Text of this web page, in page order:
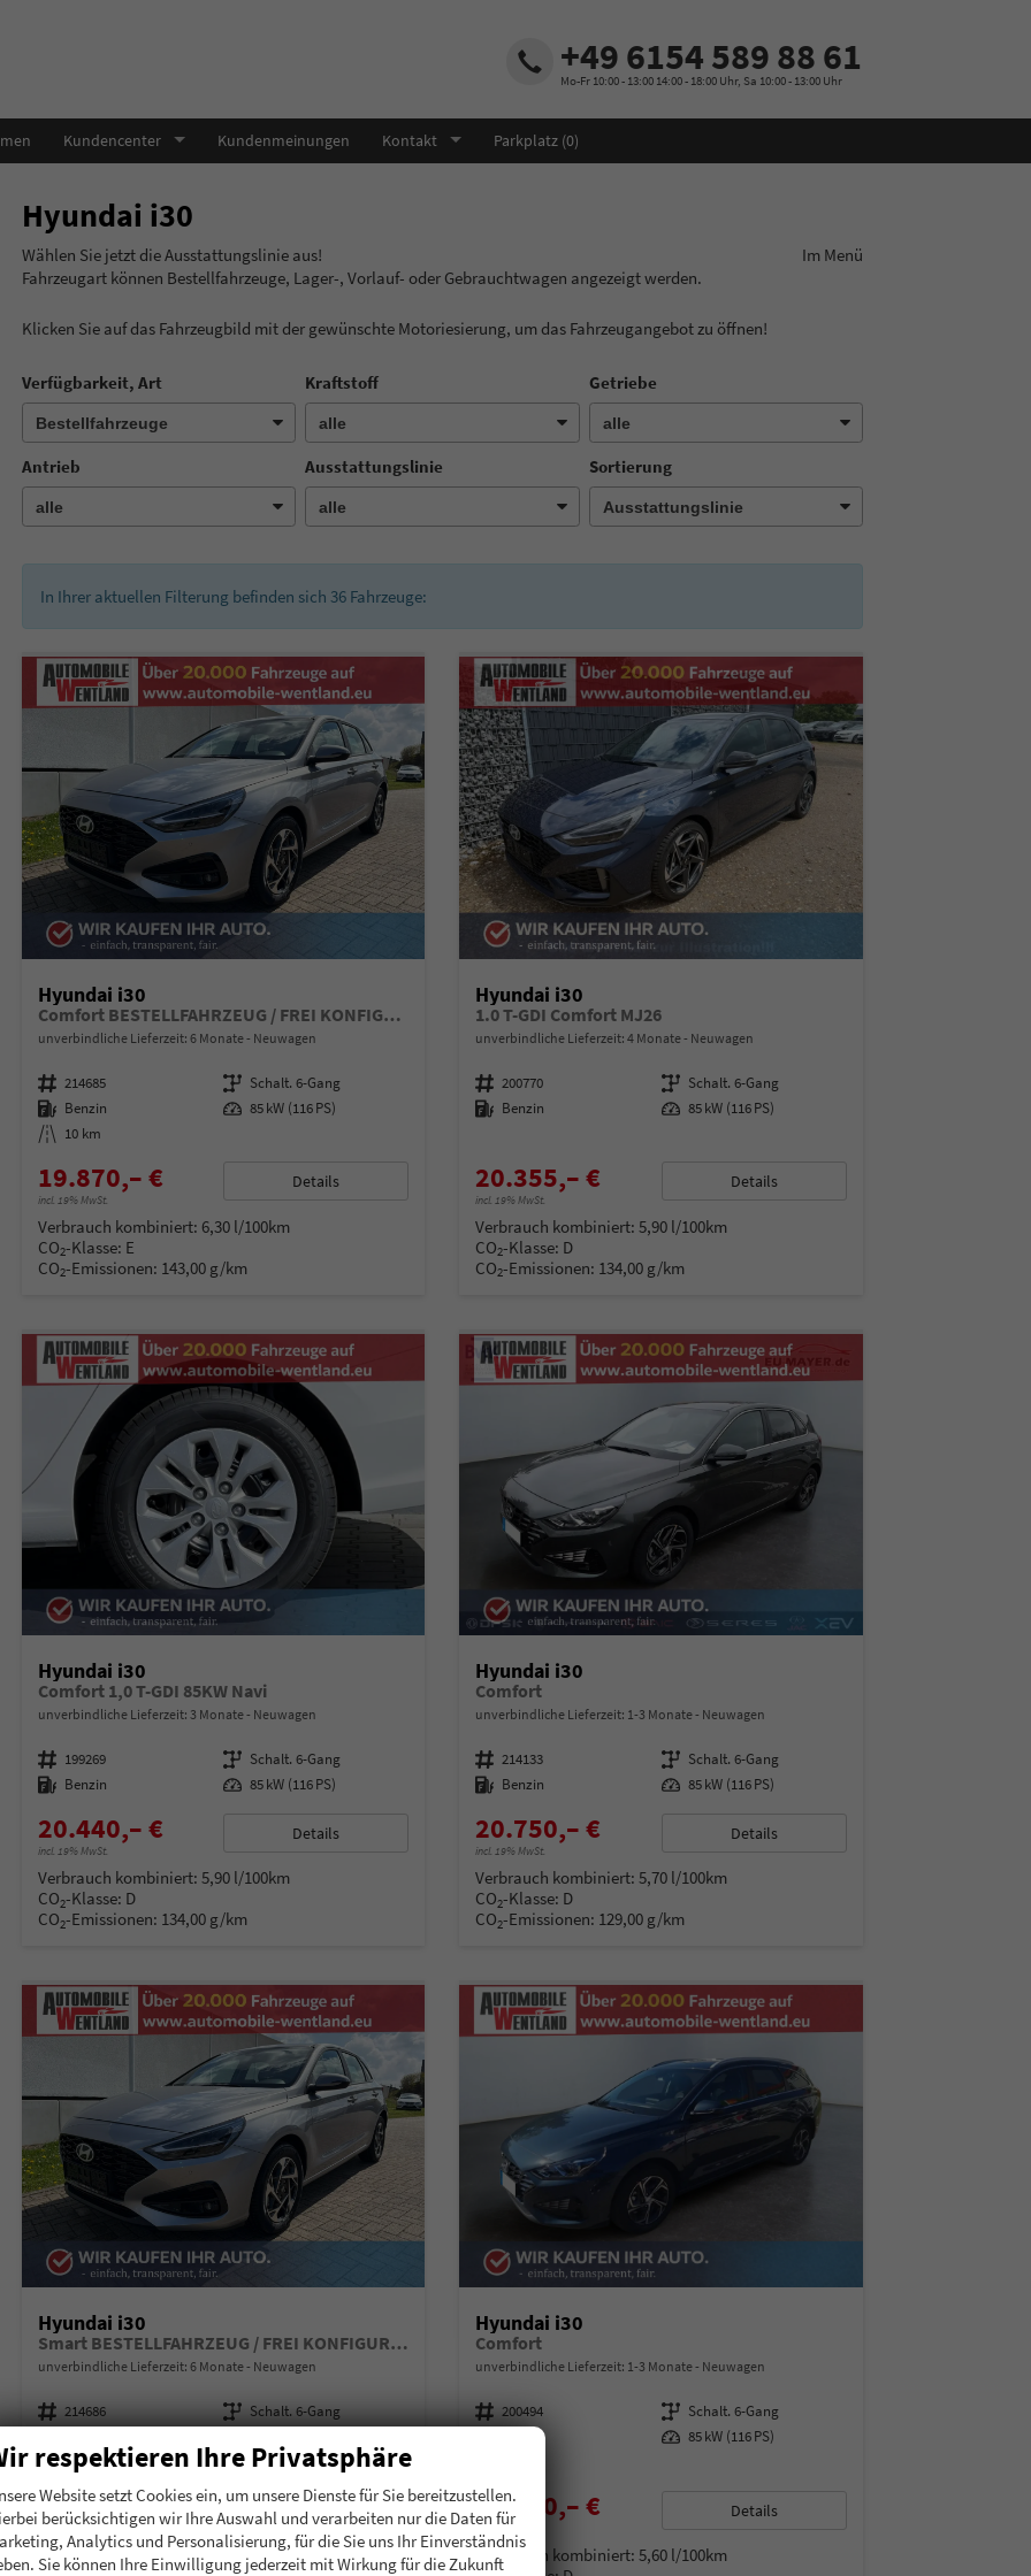
+49 6154 589 88 61
Mo-Fr 10:00 - 13:00 14:00 - 18:00 Uhr, Sa 10:00 - 13:00 Uhr
Kundencenter Kundenmeinungen Kontakt Parkplatz (0)
Hyundai i30
Wählen Sie jetzt die Ausstattungslinie aus! Im Menü
Fahrzeugart können Bestellfahrzeuge, Lager-, Vorlauf- oder Gebrauchtwagen angezeigt werden.
Klicken Sie auf das Fahrzeugbild mit der gewünschte Motoriesierung, um das Fahrzeugangebot zu öffnen!
Verfügbarkeit, Art Kraftstoff Getriebe
Antrieb Ausstattungslinie Sortierung
In Ihrer aktuellen Filterung befinden sich 36Fahrzeuge:
Hyundai i30
Comfort BESTELLFAHRZEUG / FREI KONFIGURIERBAR *5 Jahre Garantie*
unverbindliche Lieferzeit: 6 Monate Neuwagen
Fahrzeugnummer 214685 Getriebe Schalt. 6-Gang
Kraftstoff Benzin Leistung 85 kW (116 PS)
Kilometerstand 10 km
19.870,– €
incl. 19% MwSt.
Details
Verbrauch kombiniert: 6,30 l/100km
CO2-Klasse: E
CO2-Emissionen: 143,00 g/km
Hyundai i30
1.0 T-GDI Comfort MJ26
unverbindliche Lieferzeit:4 Monate Neuwagen
Fahrzeugnummer 200770 Getriebe Schalt. 6-Gang
Kraftstoff Benzin Leistung 85 kW (116 PS)
20.355,– €
incl. 19% MwSt.
Details
Verbrauch kombiniert:5,90 l/100km
CO2-Klasse: D
CO2-Emissionen: 134,00 g/km
Hyundai i30
Comfort 1,0 T-GDI 85KW Navi
unverbindliche Lieferzeit: 3 Monate Neuwagen
Fahrzeugnummer 199269 Getriebe Schalt. 6-Gang
Kraftstoff Benzin Leistung 85 kW (116 PS)
20.440,– €
incl. 19% MwSt.
Details
Verbrauch kombiniert: 5,90 l/100km
CO2-Klasse: D
CO2-Emissionen: 134,00 g/km
Hyundai i30
Comfort
unverbindliche Lieferzeit: 1-3 Monate Neuwagen
Fahrzeugnummer 214133 Getriebe Schalt. 6-Gang
Kraftstoff Benzin Leistung 85 kW (116 PS)
20.750,– €
incl. 19% MwSt.
Details
Verbrauch kombiniert:5,70 l/100km
CO2-Klasse: D
CO2-Emissionen: 129,00 g/km
Hyundai i30
Smart BESTELLFAHRZEUG / FREI KONFIGURIERBAR *5 Jahre Garantie*
unverbindliche Lieferzeit: 6 Monate Neuwagen
Fahrzeugnummer 214686 Getriebe Schalt. 6-Gang
Kilometerstand10 km
20.850,– €
incl. 19% MwSt.
Details
Verbrauch kombiniert:6,30 l/100km
Hyundai i30
Comfort
unverbindliche Lieferzeit: 1-3 Monate Neuwagen
Fahrzeugnummer 200494 Getriebe Schalt. 6-Gang
Benzin Leistung 85 kW (116 PS)
21.300,– €
incl. 19% MwSt.
Details
Verbrauch kombiniert:5,60 l/100km
respektieren Ihre Privatsphäre
Website setzt Cookies ein, um unsere Dienste für Sie bereitzustellen.
berücksichtigen wir Ihre Auswahl und verarbeiten nur die Daten für
Analytics und Personalisierung, für die Sie uns Ihr Einverständnis
Sie können Ihre Einwilligung jederzeit mit Wirkung für die Zukunft